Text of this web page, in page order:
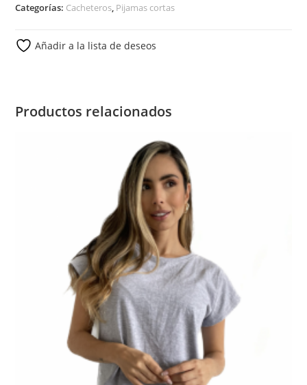
Categorías: Cacheteros, Pijamas cortas
Añadir a la lista de deseos
Productos relacionados